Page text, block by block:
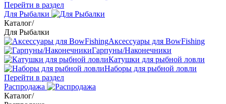
Перейти в раздел
Для Рыбалки
Каталог/
Для Рыбалки
Аксессуары для BowFishing
Гарпуны/Наконечники
Катушки для рыбной ловли
Наборы для рыбной ловли
Перейти в раздел
Распродажа
Каталог/